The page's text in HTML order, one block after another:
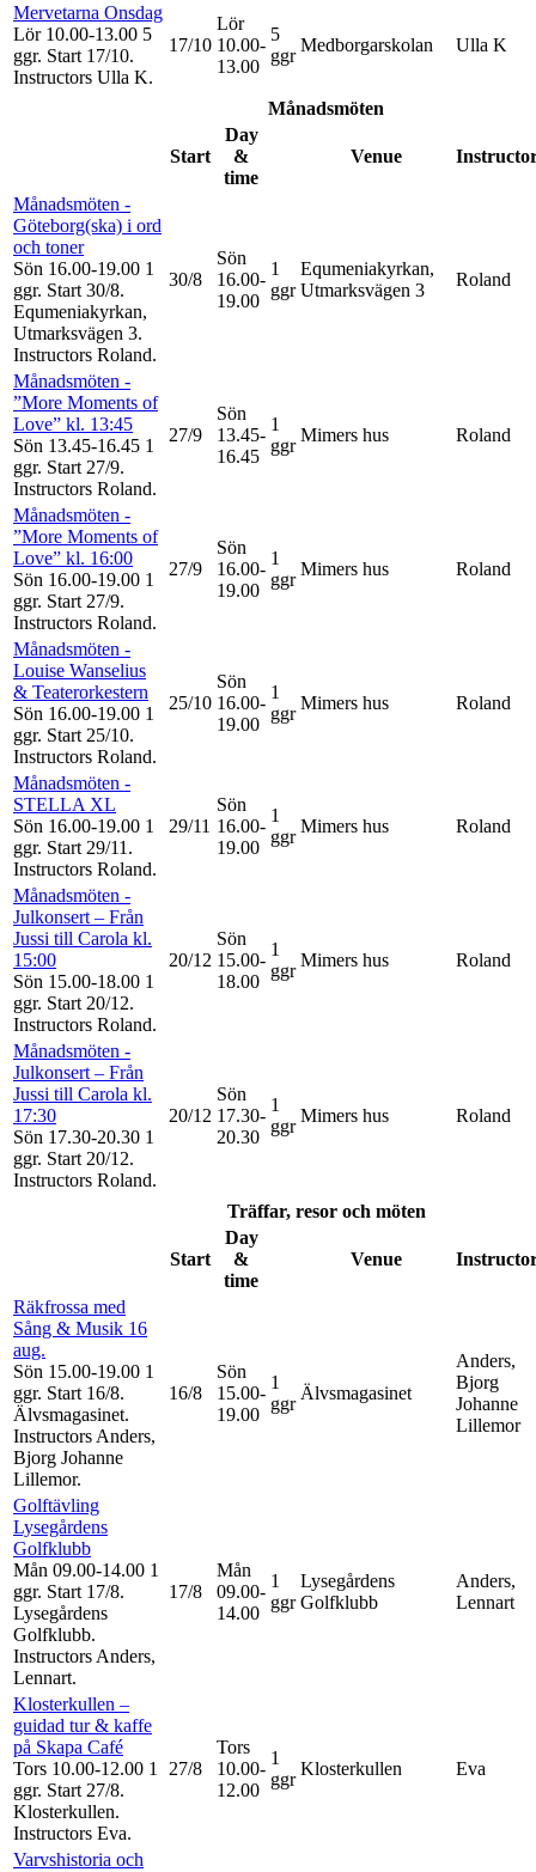
Mervetarna Onsdag
Lör 10.00-13.00 5
ggr. Start 17/10.
Instructors Ulla K.
17/10
Lör
10.00-
13.00
5
ggr
Medborgarskolan Ulla K
Månadsmöten
Start
Day
&
time
Venue
Månadsmöten -
Göteborg(ska) i ord
och toner
Sön 16.00-19.00 1
ggr. Start 30/8.
Equmeniakyrkan,
Utmarksvägen 3.
Instructors Roland.
30/8
Sön
16.00-
19.00
1
ggr
Equmeniakyrkan,
Utmarksvägen 3
Roland
Månadsmöten -
”More Moments of
Love” kl. 13:45
Sön 13.45-16.45 1
ggr. Start 27/9.
Instructors Roland.
27/9
Sön
13.45-
16.45
1
ggr
Mimers hus Roland
Månadsmöten -
”More Moments of
Love” kl. 16:00
Sön 16.00-19.00 1
ggr. Start 27/9.
Instructors Roland.
27/9
Sön
16.00-
19.00
1
ggr
Mimers hus Roland
Månadsmöten -
Louise Wanselius
& Teaterorkestern
Sön 16.00-19.00 1
ggr. Start 25/10.
Instructors Roland.
25/10
Sön
16.00-
19.00
1
ggr
Mimers hus Roland
Månadsmöten -
STELLA XL
Sön 16.00-19.00 1
ggr. Start 29/11 .
Instructors Roland.
29/11
Sön
16.00-
19.00
1
ggr
Mimers hus Roland
Månadsmöten -
Julkonsert – Från
Jussi till Carola kl.
15:00
Sön 15.00-18.00 1
ggr. Start 20/12.
Instructors Roland.
20/12
Sön
15.00-
18.00
1
ggr
Mimers hus Roland
Månadsmöten -
Julkonsert – Från
Jussi till Carola kl.
17:30
Sön 17.30-20.30 1
ggr. Start 20/12.
Instructors Roland.
20/12
Sön
17.30-
20.30
1
ggr
Mimers hus Roland
Träffar, resor och möten
Start
Day
&
time
Venue
Räkfrossa med
Sång & Musik 16
aug.
Sön 15.00-19.00 1
ggr. Start 16/8.
Älvsmagasinet.
Instructors Anders,
Bjorg Johanne
Lillemor.
16/8
Sön
15.00-
19.00
1
ggr
Älvsmagasinet
Anders,
Bjorg
Johanne
Lillemor
Golftävling
Lysegårdens
Golfklubb
Mån 09.00-14.00 1
ggr. Start 17/8.
Lysegårdens
Golfklubb.
Instructors Anders,
Lennart.
17/8
Mån
09.00-
14.00
1
ggr
Lysegårdens
Golfklubb
Anders,
Lennart
Klosterkullen –
guidad tur & kaffe
på Skapa Café
Tors 10.00-12.00 1
ggr. Start 27/8.
Klosterkullen.
Instructors Eva.
27/8
Tors
10.00-
12.00
1
ggr
Klosterkullen Eva
Varvshistoria och